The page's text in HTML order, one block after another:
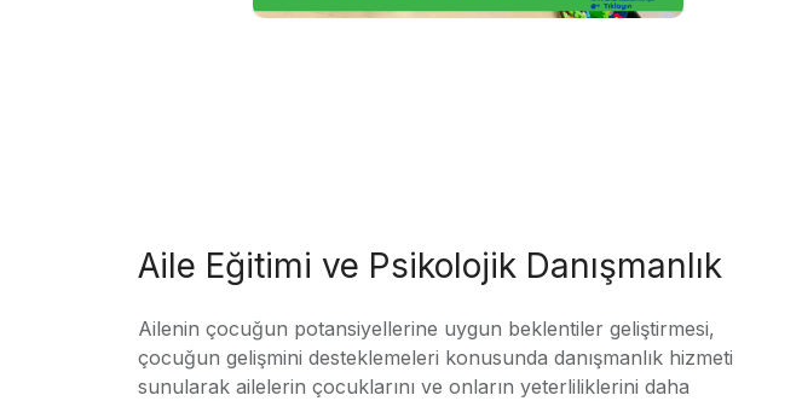
Aile Eğitimi ve Psikolojik Danışmanlık
Ailenin çocuğun potansiyellerine uygun beklentiler geliştirmesi,
çocuğun gelişmini desteklemeleri konusunda danışmanlık hizmeti
sunularak ailelerin çocuklarını ve onların yeterliliklerini daha